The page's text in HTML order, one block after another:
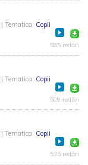
| Tematica: Copii
585 redări
| Tematica: Copii
509 redări
| Tematica: Copii
535 redări